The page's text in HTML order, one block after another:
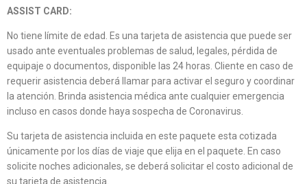
ASSIST CARD:
No tiene límite de edad. Es una tarjeta de asistencia que puede ser
usado ante eventuales problemas de salud, legales, pérdida de
equipaje o documentos, disponible las 24 horas. Cliente en caso de
requerir asistencia deberá llamar para activar el seguro y coordinar
la atención. Brinda asistencia médica ante cualquier emergencia
incluso en casos donde haya sospecha de Coronavirus.
Su tarjeta de asistencia incluida en este paquete esta cotizada
únicamente por los días de viaje que elija en el paquete. En caso
solicite noches adicionales, se deberá solicitar el costo adicional de
su tarjeta de asistencia.